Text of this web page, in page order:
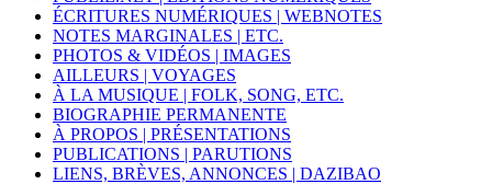
ÉCRITURES NUMÉRIQUES | WEBNOTES
NOTES MARGINALES | ETC.
PHOTOS & VIDÉOS | IMAGES
AILLEURS | VOYAGES
À LA MUSIQUE | FOLK, SONG, ETC.
BIOGRAPHIE PERMANENTE
À PROPOS | PRÉSENTATIONS
PUBLICATIONS | PARUTIONS
LIENS, BRÈVES, ANNONCES | DAZIBAO